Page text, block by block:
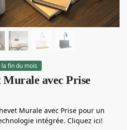
la fin du mois
Murale avec Prise
Murale avec Prise pour un
intégrée. Cliquez ici!